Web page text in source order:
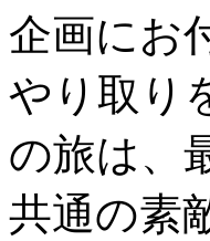
企画にお
やり取り
の旅は、
共通の素